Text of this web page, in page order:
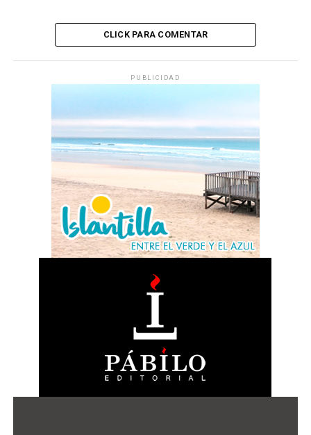
CLICK PARA COMENTAR
PUBLICIDAD